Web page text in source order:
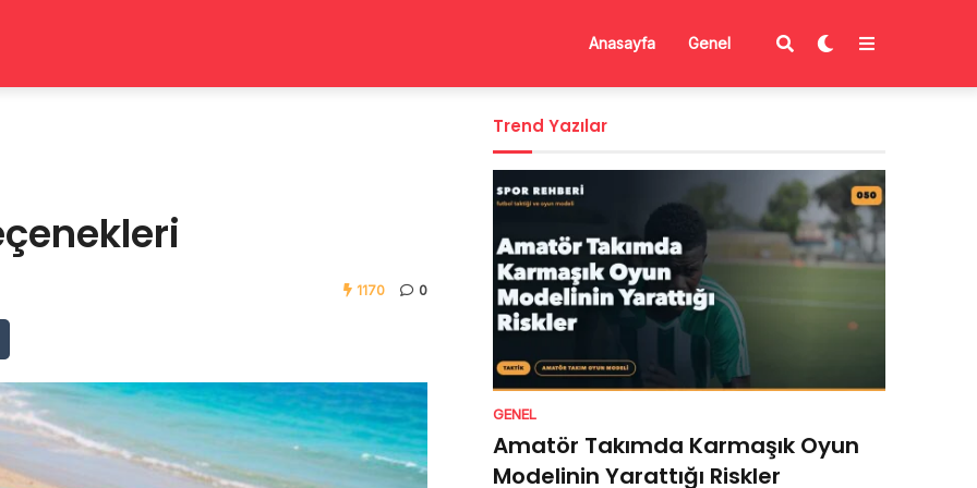
Anasayfa Genel
1170 0
Trend Yazılar
GENEL
Amatör Takımda Karmaşık Oyun
Modelinin Yarattığı Riskler